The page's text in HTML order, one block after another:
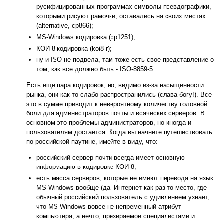
русифицированных программах символы псевдографики,
которыми рисуют рамочки, оставались на своих местах
(alternative, cp866);
MS-Windows кодировка (cp1251);
КОИ-8 кодировка (koi8-r);
ну и ISO не подвела, там тоже есть свое представление о
том, как все должно быть - ISO-8859-5.
Есть еще пара кодировок, но, видимо из-за насыщенности
рынка, они как-то слабо распространились (слава богу!). Все
это в сумме приводит к невероятному количеству головной
боли для администраторов почты и всяческих серверов. В
основном это проблемы администраторов, но иногда и
пользователям достается. Когда вы начнете путешествовать
по российской паутине, имейте в виду, что:
российский сервер почти всегда имеет основную
информацию в кодировке КОИ-8;
есть масса серверов, которые не имеют перевода на язык
MS-Windows вообще (да, Интернет как раз то место, где
обычный российский пользователь с удивлением узнает,
что MS Windows вовсе не непременный атрибут
компьютера, а нечто, презираемое специалистами и